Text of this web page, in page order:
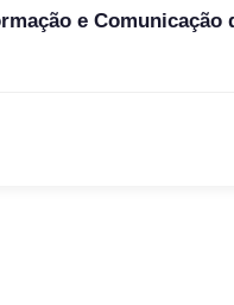
e Comunicação